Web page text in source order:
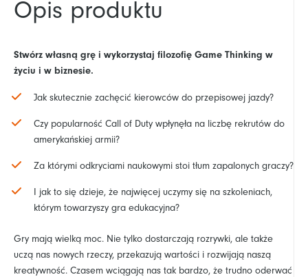
Opis produktu
Stwórz własną grę i wykorzystaj filozofię Game Thinking w
życiu i w biznesie.
Jak skutecznie zachęcić kierowców do przepisowej jazdy?
Czy popularność Call of Duty wpłynęła na liczbę rekrutów do
amerykańskiej armii?
Za którymi odkryciami naukowymi stoi tłum zapalonych graczy?
I jak to się dzieje, że najwięcej uczymy się na szkoleniach,
którym towarzyszy gra edukacyjna?
Gry mają wielką moc. Nie tylko dostarczają rozrywki, ale także
uczą nas nowych rzeczy, przekazują wartości i rozwijają naszą
kreatywność. Czasem wciągają nas tak bardzo, że trudno oderwać